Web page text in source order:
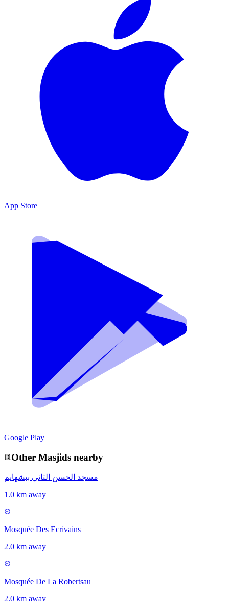
App Store
Google Play
Other Masjids nearby
مسجد الحسن الثاني ببشهايم
1.0 km away
Mosquée Des Ecrivains
2.0 km away
Mosquée De La Robertsau
2.0 km away